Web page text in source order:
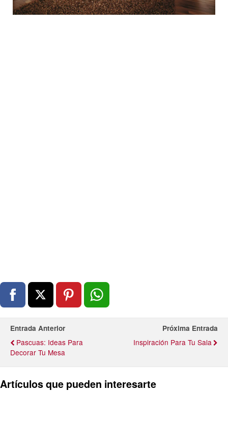
Entrada Anterior
Pascuas: Ideas Para
Decorar Tu Mesa
Próxima Entrada
Inspiración Para Tu Sala
Artículos que pueden interesarte